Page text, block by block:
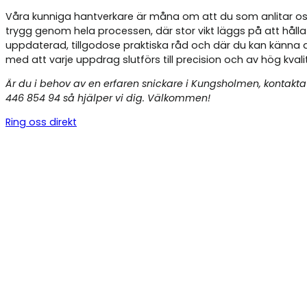
Våra kunniga hantverkare är måna om att du som anlitar
trygg genom hela processen, där stor vikt läggs på att
uppdaterad, tillgodose praktiska råd och där du kan känna
med att varje uppdrag slutförs till precision och av hög
Är du i behov av en erfaren snickare i Kungsholmen,
446 854 94 så hjälper vi dig. Välkommen!
Ring oss direkt